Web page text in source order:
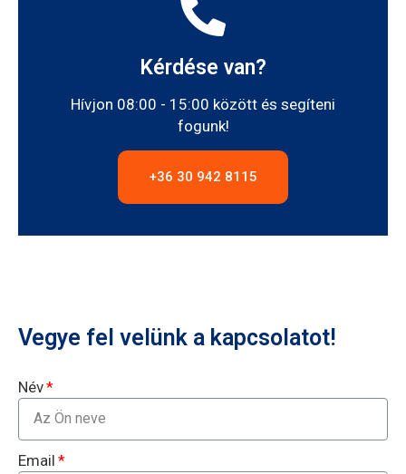
Kérdése van?
Hívjon 08:00 - 15:00 között és segíteni
fogunk!
+36 30 942 8115
Vegye fel velünk a kapcsolatot!
Név
Email